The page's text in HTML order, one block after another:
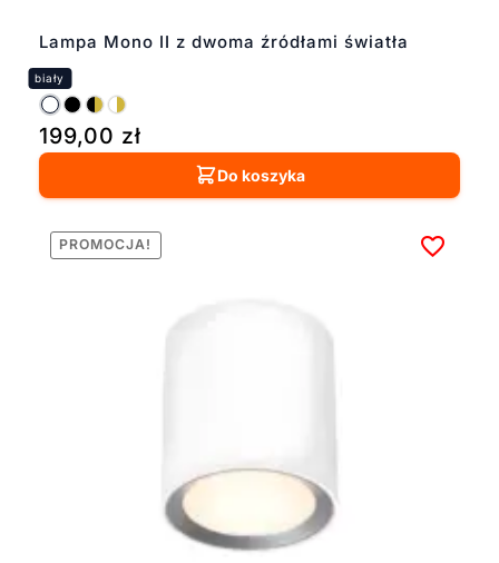
Lampa Mono II z dwoma źródłami światła
199,00 zł
Do koszyka
PROMOCJA!